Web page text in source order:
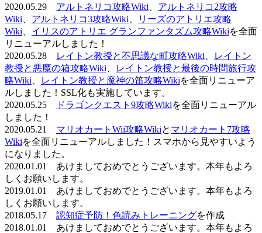
2020.05.29 アルトネリコ攻略Wiki
アルトネリコ2攻略
Wiki
アルトネリコ3攻略Wiki
リーズのアトリエ攻略
Wiki
イリスのアトリエ グランファンタズム攻略Wikiを全面
リニューアルしました！
2020.05.28
レイトン教授と不思議な町攻略Wiki
レイトン
教授と悪魔の箱攻略Wiki
レイトン教授と最後の時間旅行攻
略Wiki
レイトン教授と魔神の笛攻略Wikiを全面リニューア
ルしました！SSL化も実施しています。
2020.05.25
ドラゴンクエスト9攻略Wikiを全面リニューアル
しました！
2020.05.21 マリオカートWii攻略Wikiと マリオカート7攻略
Wikiを全面リニューアルしました！スマホから見やすいよう
になりました。
2020.01.01 あけましておめでとうございます。本年もよろ
しくお願いします。
2019.01.01 あけましておめでとうございます。本年もよろ
しくお願いします。
2018.05.17 認知症予防！色読みトレーニングを作成
2018.01.01 あけましておめでとうございます。本年もよろ